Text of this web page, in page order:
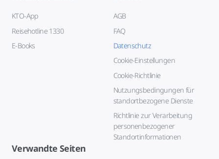
KTO-App
Reisehotline 1330
E-Books
AGB
FAQ
Datenschutz
Cookie-Einstellungen
Cookie-Richtlinie
Nutzungsbedingungen für
standortbezogene Dienste
Richtlinie zur Verarbeitung
personenbezogener
Standortinformationen
Verwandte Seiten